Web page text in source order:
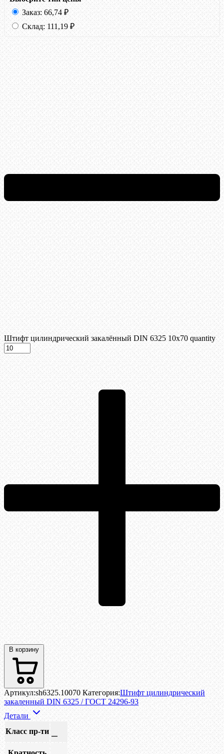
Заказ: 66,74 ₽
Склад: 111,19 ₽
Штифт цилиндрический закалённый DIN 6325 10х70 quantity
В корзину
Артикул:sh6325.10070 Категория:Штифт цилиндрический
закаленный DIN 6325 / ГОСТ 24296-93
Детали
Класс пр-ти —